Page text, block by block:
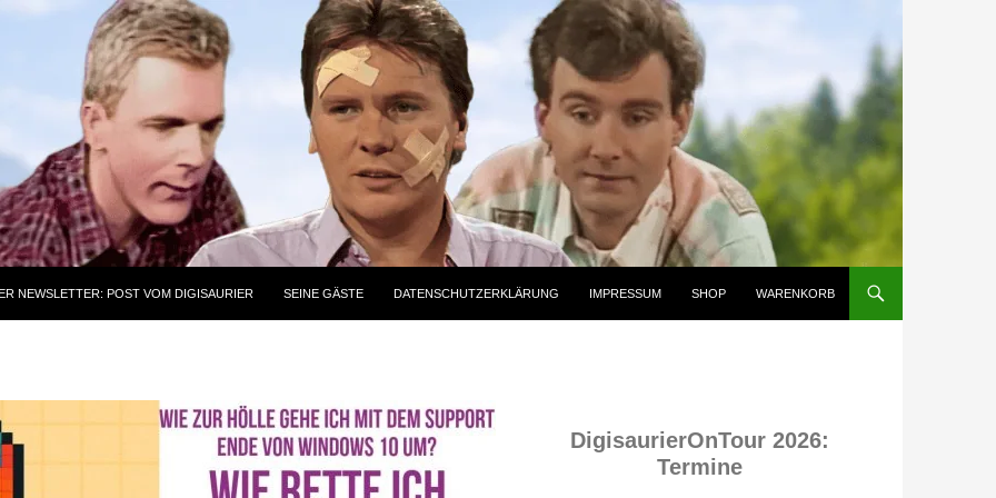
NEWSLETTER: POST VOM DIGISAURIER SEINE GÄSTE DATENSCHUTZERKLÄRUNG IMPRESSUM SHOP WARENKORB
DigisaurierOnTour 2026:
Termine